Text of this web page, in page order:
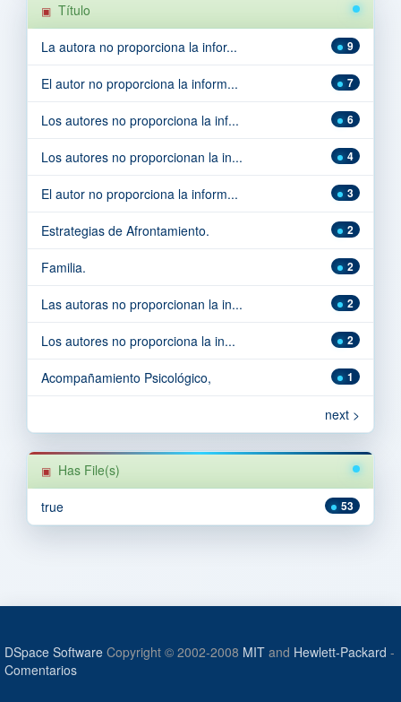
Título
9
La autora no proporciona la infor...
7
El autor no proporciona la inform...
6
Los autores no proporciona la inf...
4
Los autores no proporcionan la in...
3
El autor no proporciona la inform...
2
Estrategias de Afrontamiento.
2
Familia.
2
Las autoras no proporcionan la in...
2
Los autores no proporciona la in...
1
Acompañamiento Psicológico,
next >
Has File(s)
53
true
DSpace Software Copyright © 2002-2008 MIT and Hewlett-Packard -
Comentarios